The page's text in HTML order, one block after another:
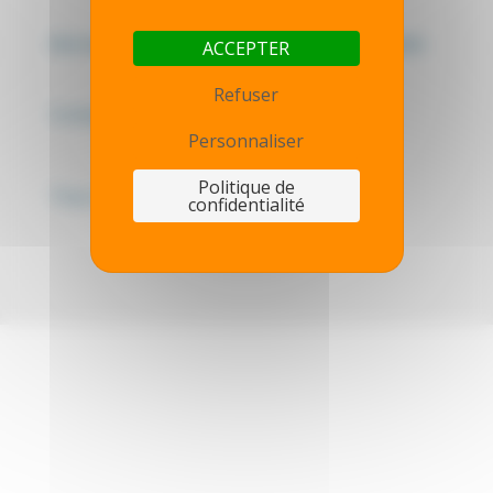
Mentions légales - Politique de confidentialité
ACCEPTER
Refuser
Personnaliser
Politique de
confidentialité